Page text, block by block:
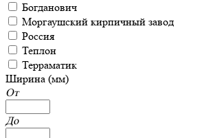
Богданович
Моргаушский кирпичный завод
Россия
Теплон
Терраматик
Ширина (мм)
От
До